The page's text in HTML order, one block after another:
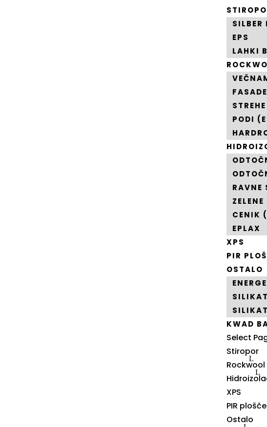
SILBER
EPS
LAHKI
FASADE
STREHE
PODI
RAVNE
ZELENE
CENIK
EPLAX
XPS
PIR
OSTALO
KWAD
Select
Stiropor
Rockwool
XPS
PIR plošče
Ostalo